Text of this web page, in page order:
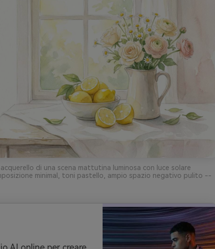
di una scena mattutina luminosa con luce solare
minimal, toni pastello, ampio spazio negativo pulito --